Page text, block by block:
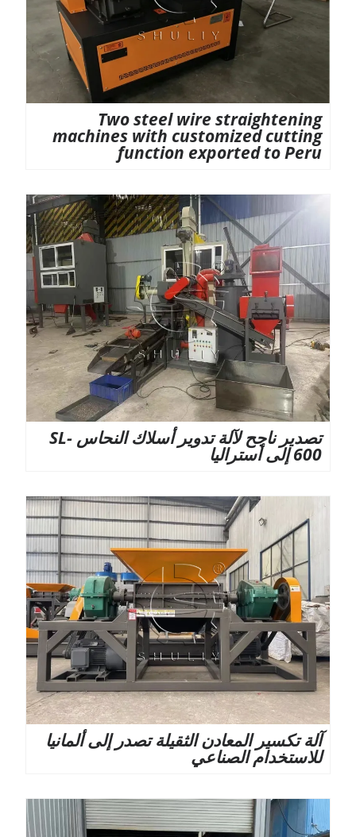
Two steel wire straightening
machines with customized cutting
function exported to Peru
تصدير ناجح لآلة تدوير أسلاك النحاس SL-
600 إلى أستراليا
آلة تكسير المعادن الثقيلة تصدر إلى ألمانيا
للاستخدام الصناعي